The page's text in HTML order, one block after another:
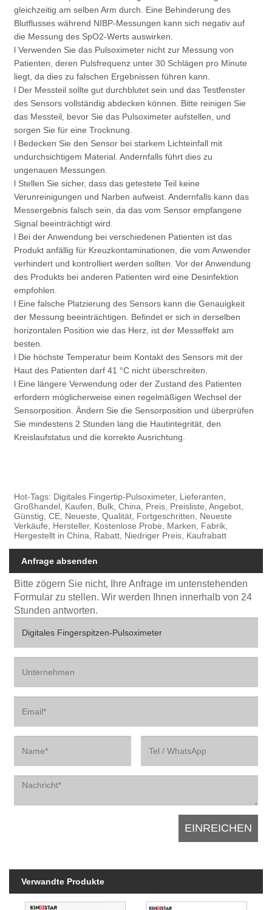
gleichzeitig am selben Arm durch. Eine Behinderung des
Blutflusses während NIBP-Messungen kann sich negativ auf
die Messung des SpO2-Werts auswirken.
l Verwenden Sie das Pulsoximeter nicht zur Messung von
Patienten, deren Pulsfrequenz unter 30 Schlägen pro Minute
liegt, da dies zu falschen Ergebnissen führen kann.
l Der Messteil sollte gut durchblutet sein und das Testfenster
des Sensors vollständig abdecken können. Bitte reinigen Sie
das Messteil, bevor Sie das Pulsoximeter aufstellen, und
sorgen Sie für eine Trocknung.
l Bedecken Sie den Sensor bei starkem Lichteinfall mit
undurchsichtigem Material. Andernfalls führt dies zu
ungenauen Messungen.
l Stellen Sie sicher, dass das getestete Teil keine
Verunreinigungen und Narben aufweist. Andernfalls kann das
Messergebnis falsch sein, da das vom Sensor empfangene
Signal beeinträchtigt wird.
l Bei der Anwendung bei verschiedenen Patienten ist das
Produkt anfällig für Kreuzkontaminationen, die vom Anwender
verhindert und kontrolliert werden sollten. Vor der Anwendung
des Produkts bei anderen Patienten wird eine Desinfektion
empfohlen.
l Eine falsche Platzierung des Sensors kann die Genauigkeit
der Messung beeinträchtigen. Befindet er sich in derselben
horizontalen Position wie das Herz, ist der Messeffekt am
besten.
l Die höchste Temperatur beim Kontakt des Sensors mit der
Haut des Patienten darf 41 °C nicht überschreiten.
l Eine längere Verwendung oder der Zustand des Patienten
erfordern möglicherweise einen regelmäßigen Wechsel der
Sensorposition. Ändern Sie die Sensorposition und überprüfen
Sie mindestens 2 Stunden lang die Hautintegrität, den
Kreislaufstatus und die korrekte Ausrichtung.
Hot-Tags: Digitales Fingertip-Pulsoximeter, Lieferanten,
Großhandel, Kaufen, Bulk, China, Preis, Preisliste, Angebot,
Günstig, CE, Neueste, Qualität, Fortgeschritten, Neueste
Verkäufe, Hersteller, Kostenlose Probe, Marken, Fabrik,
Hergestellt in China, Rabatt, Niedriger Preis, Kaufrabatt
Anfrage absenden
Bitte zögern Sie nicht, Ihre Anfrage im untenstehenden
Formular zu stellen. Wir werden Ihnen innerhalb von 24
Stunden antworten.
Verwandte Produkte